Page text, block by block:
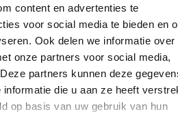
content en advertenties te
voor social media te bieden en
Ook delen we informatie over
onze partners voor social media,
partners kunnen deze
die u aan ze heeft
op basis van uw gebruik van hun
zelf hebt gedaan waar je spijt
enzelfliefde.
kun je bijvoorbeeld een
van X, ik accepteer en hou